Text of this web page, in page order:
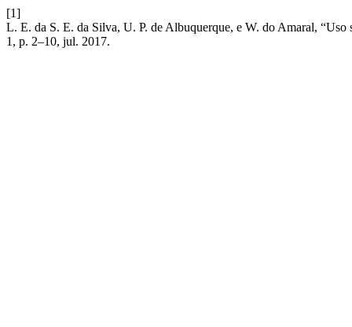
[1]
L. E. da S. E. da Silva, U. P. de Albuquerque, e W. do Amaral,
1, p. 2–10, jul. 2017.